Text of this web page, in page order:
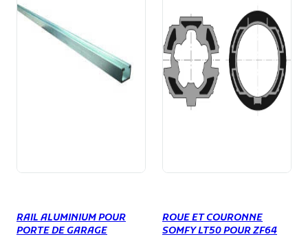
RAIL ALUMINIUM POUR
PORTE DE GARAGE
ROUE ET COURONNE
SOMFY LT50 POUR ZF64